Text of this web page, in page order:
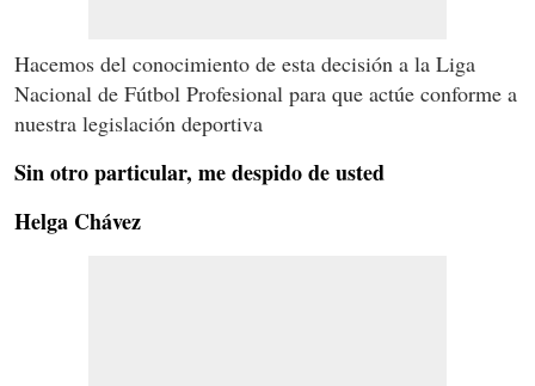
Hacemos del conocimiento de esta decisión a la Liga
Nacional de Fútbol Profesional para que actúe conforme a
nuestra legislación deportiva
Sin otro particular, me despido de usted
Helga Chávez